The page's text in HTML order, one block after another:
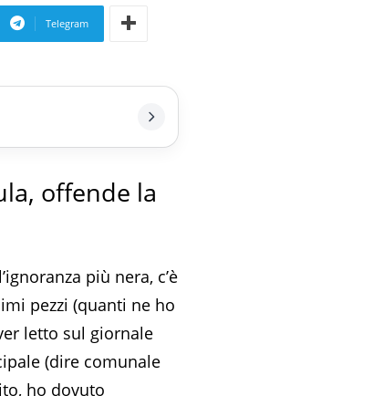
Telegram
offende la
più nera, c’è
pezzi (quanti ne ho
letto sul giornale
(dire comunale
ho dovuto